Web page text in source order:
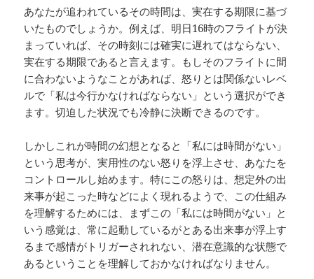
あなたが追われているその時間は、実在する期限に基づ
いたものでしょうか。例えば、明日16時のフライトが決
まっていれば、その時刻には確実に遅れてはならない、
実在する期限であると言えます。もしそのフライトに間
に合わないようなことがあれば、怒りとは関係ないレベ
ルで「私は今行かなければならない」という選択ができ
ます。切迫した状況でも冷静に決断できるのです。
しかしこれが時間の幻想となると「私には時間がない」
という思考が、実用性のない怒りを浮上させ、あなたを
コントロールし始めます。特にこの怒りは、想定外の出
来事が起こった時などによく現れるようで、この仕組み
を理解するためには、まずこの「私には時間がない」と
いう感覚は、常に起動しているがとある出来事が浮上す
るまで感情がトリガーされれない、潜在意識的な状態で
あるということを理解しておかなければなりません。